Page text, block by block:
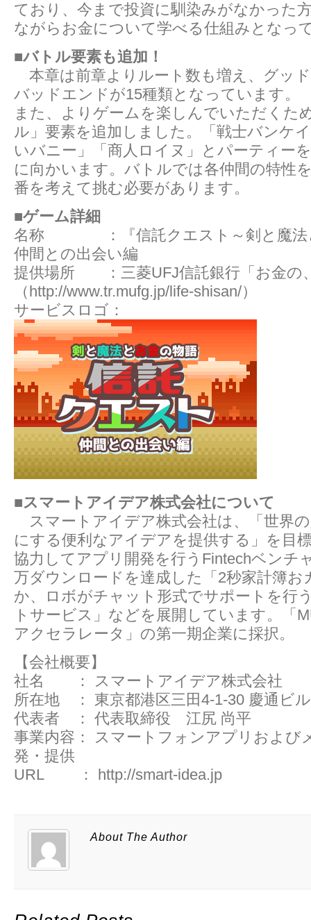
ており、今まで投資に馴染みがなかった
ながらお金について学べる仕組みとなっ
■バトル要素も追加！
本章は前章よりルート数も増え、グッ
バッドエンドが15種類となっています。
また、よりゲームを楽しんでいただくた
ル」要素を追加しました。「戦士バンケ
いバニー」「商人ロイヌ」とパーティー
に向かいます。バトルでは各仲間の特性
番を考えて挑む必要があります。
■ゲーム詳細
名称 ：『信託クエスト～剣と魔法
仲間との出会い編
提供場所 ：三菱UFJ信託銀行「お金の
（http://www.tr.mufg.jp/life-shisan/）
サービスロゴ：
■スマートアイデア株式会社について
スマートアイデア株式会社は、「世界
にする便利なアイデアを提供する」を目
協力してアプリ開発を行うFintechベンチ
万ダウンロードを達成した「2秒家計簿お
か、ロボがチャット形式でサポートを行
トサービス」などを展開しています。「
アクセラレータ」の第一期企業に採択。
【会社概要】
社名 ： スマートアイデア株式会社
所在地 ： 東京都港区三田4-1-30 慶通ビ
代表者 ： 代表取締役 江尻 尚平
事業内容： スマートフォンアプリおよび
発・提供
URL ： http://smart-idea.jp
About The Author